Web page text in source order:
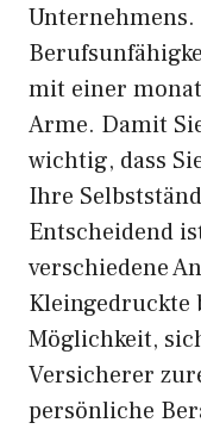
Unternehmens.
mit einer
Arme. Damit
wichtig, dass
Ihre
Entscheidend
verschiedene
Kleingedruckte
Möglichkeit,
Versicherer
persönliche